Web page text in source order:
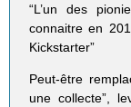
“L’un des
connaitre en
Kickstarter”
Peut-être
une collecte”,